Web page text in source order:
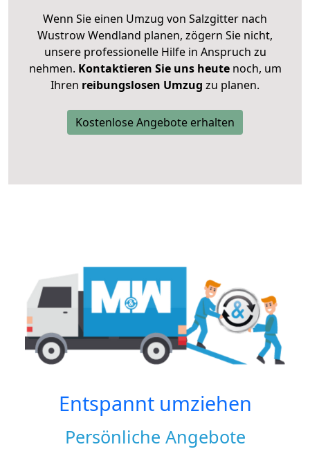
Wenn Sie einen Umzug von Salzgitter nach
Wustrow Wendland planen, zögern Sie nicht,
unsere professionelle Hilfe in Anspruch zu
nehmen. Kontaktieren Sie uns heutenoch, um
Ihren reibungslosen Umzug zu planen.
Kostenlose Angebote erhalten
Entspannt umziehen
Persönliche Angebote